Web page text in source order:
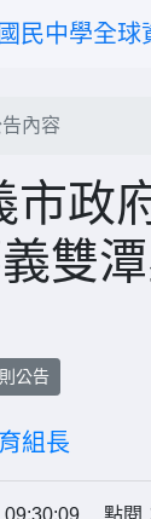
民中學全球
內容
市政
義雙
公告
組長
09:30:09 點閱